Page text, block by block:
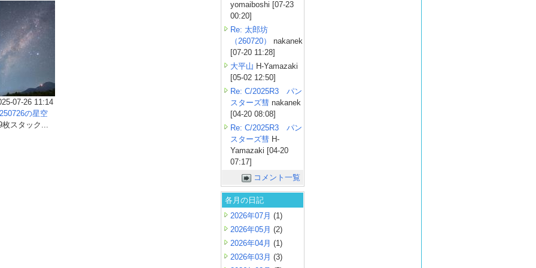
07-26 11:14
の星空
枚スタック...
yomaiboshi [07-23
00:20]
Re: 太郎坊
（260720）
nakanek
[07-20 11:28]
大平山 H-Yamazaki
[05-02 12:50]
Re: C/2025R3 パン
スターズ彗 nakanek
[04-20 08:08]
Re: C/2025R3 パン
スターズ彗 H-
Yamazaki [04-20
07:17]
コメント一覧
各月の日記
2026年07月 (1)
2026年05月 (2)
2026年04月 (1)
2026年03月 (3)